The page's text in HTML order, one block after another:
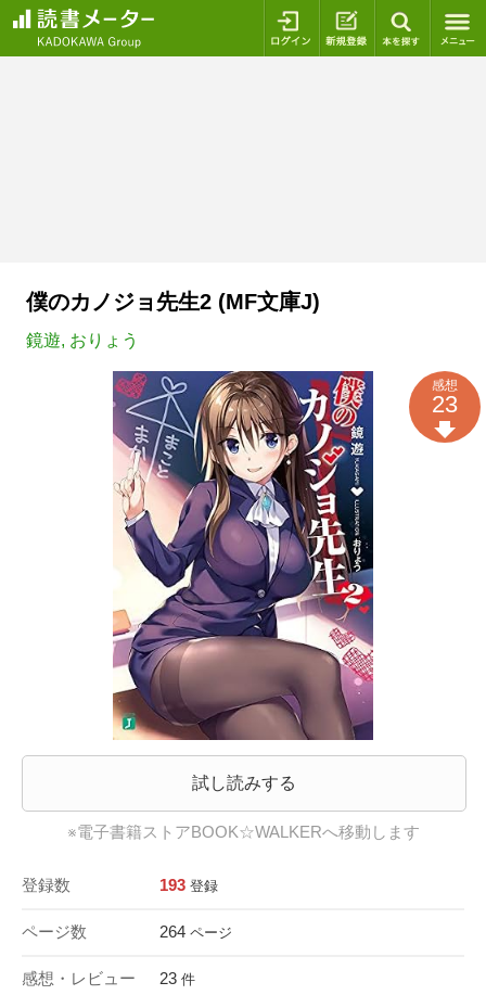
ログイン 新規登録
僕のカノジョ先生2 (MF文庫J)
鏡遊, おりょう
試し読みする
※電子書籍ストアBOOK☆WALKERへ移動します
登録数 193 登録
ページ数 264 ページ
感想・レビュー 23 件
感想
23